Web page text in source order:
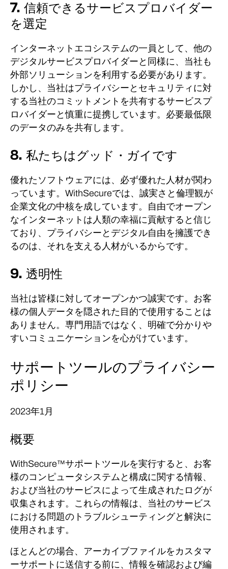
7. 信頼できるサービスプロバイダー
を選定
インターネットエコシステムの一員として、他の
デジタルサービスプロバイダーと同様に、当社も
外部ソリューションを利用する必要があります。
しかし、当社はプライバシーとセキュリティに対
する当社のコミットメントを共有するサービスプ
ロバイダーと慎重に提携しています。 必要最低限​​
のデータのみを共有します。
8. 私たちはグッド・ガイです
優れたソフトウェアには、必ず優れた人材が関わ
っています。 WithSecureでは、誠実さと倫理観が
企業文化の中核を成しています。 自由でオープン
なインターネットは人類の幸福に貢献すると信じ
ており、プライバシーとデジタル自由を擁護でき
るのは、それを支える人材がいるからです。
9. 透明性
当社は皆様に対してオープンかつ誠実です。 お客
様の個人データを隠された目的で使用することは
ありません。 専門用語ではなく、明確で分かりや
すいコミュニケーションを心がけています。
サポートツールのプライバシー
ポリシー
2023年1月
概要
WithSecure™サポートツールを実行すると、お客
様のコンピュータシステムと構成に関する情報、
および当社のサービスによって生成されたログが
収集されます。 これらの情報は、当社のサービス
における問題のトラブルシューティングと解決に
使用されます。
ほとんどの場合、アーカイブファイルをカスタマ
ーサポートに送信する前に、情報を確認および編